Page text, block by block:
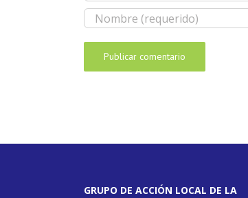
GRUPO DE ACCIÓN LOCAL DE LA